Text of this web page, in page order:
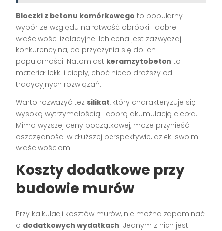
Bloczki z betonu komórkowego to popularny
wybór ze względu na łatwość obróbki i dobre
właściwości izolacyjne. Ich cena jest zazwyczaj
konkurencyjna, co przyczynia się do ich
popularności. Natomiast keramzytobeton to
materiał lekki i ciepły, choć nieco droższy od
tradycyjnych rozwiązań.
Warto rozważyć też silikat, który charakteryzuje się
wysoką wytrzymałością i dobrą akumulacją ciepła.
Mimo wyższej ceny początkowej, może przynieść
oszczędności w dłuższej perspektywie, dzięki swoim
właściwościom.
Koszty dodatkowe przy
budowie murów
Przy kalkulacji kosztów murów, nie można zapominać
o dodatkowych wydatkach. Jednym z nich jest